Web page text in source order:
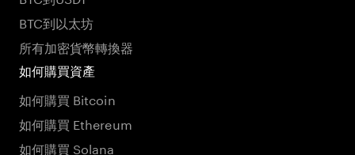
BTC到以太坊
所有加密貨幣轉換器
如何購買資產
如何購買 Bitcoin
如何購買 Ethereum
如何購買 Solana